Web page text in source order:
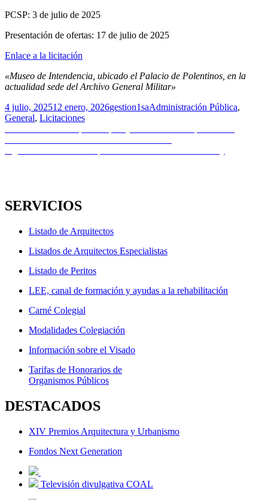
PCSP: 3 de julio de 2025
Presentación de ofertas: 17 de julio de 2025
Enlace a la licitación
«Museo de Intendencia, ubicado el Palacio de Polentinos, en la
actualidad sede del Archivo General Militar»
Publicado
el
4 julio, 202512 enero, 2026Autor
gestion1saCategorías
Administración Pública,
General, Licitaciones
Navegación
de
SERVICIOS
Listado de Arquitectos
Listados de Arquitectos Especialistas
Listado de Peritos
LEE, canal de formación y ayudas a la rehabilitación
Carné Colegial
Modalidades Colegiación
Información sobre el Visado
Tarifas de Honorarios de
Organismos Públicos
DESTACADOS
XIV Premios Arquitectura y Urbanismo
Fondos Next Generation
Televisión divulgativa COAL